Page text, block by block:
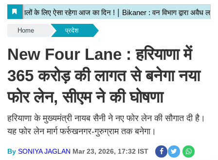
Home प्रदेश
New Four Lane : हरियाणा में
365 करोड़ की लागत से बनेगा नया
फोर लेन, सीएम ने की घोषणा
हरियाणा के मुख्यमंत्री नायब सैनी ने नए फोर लेन की सौगात दी है।
यह फोर लेन मार्ग फर्रुखनगर-गुरुग्राम तक बनेगा।
By SONIYA JAGLAN Mar 23, 2026, 17:32 IST